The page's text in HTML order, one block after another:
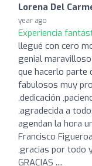
Lorena Del
year ago
Experiencia
llegué con cero
genial
que hacerlo parte
fabulosos muy
,dedicación
,agradecida a
agendan la hora
Francisco
,gracias por todo
GRACIAS ....